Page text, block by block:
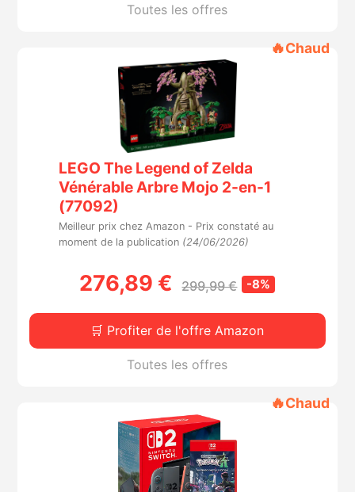
Toutes les offres
🔥Chaud
LEGO The Legend of Zelda
Vénérable Arbre Mojo 2-en-1
(77092)
Meilleur prix chez Amazon - Prix constaté au
moment de la publication (24/06/2026)
276,89 € 299,99 € -8%
🛒 Profiter de l'offre Amazon
Toutes les offres
🔥Chaud